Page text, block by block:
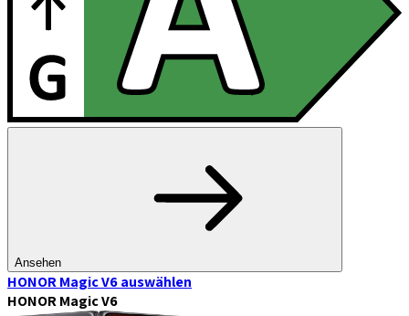
Ansehen
HONOR Magic V6auswählen
HONOR Magic V6